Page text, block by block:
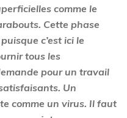
comme le
Cette phase
c’est ici le
tous les
pour un travail
Un
comme un virus. Il faut